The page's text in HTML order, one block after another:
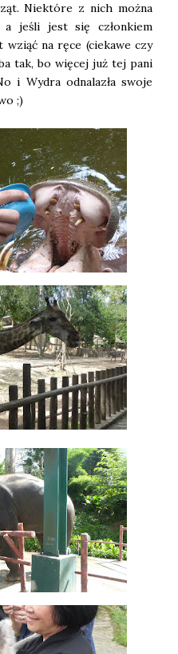
Niektóre z nich można
a jeśli jest się członkiem
na ręce (ciekawe czy
tak, bo więcej już tej pani
i Wydra odnalazła swoje
;)